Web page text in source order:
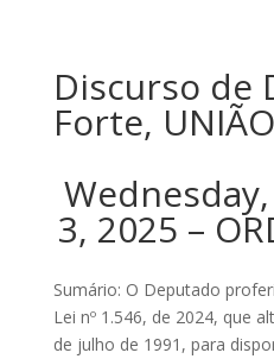
Discurso de
Forte,
3, 2025 –
Sumário: O Deputado
Lei nº 1.546, de 2024, que
de julho de 1991, para